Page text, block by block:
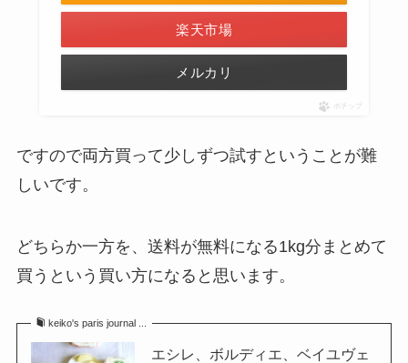
楽天市場
メルカリ
ポチップ
ですので両方買って少しずつ試すということが難
しいです。
どちらか一方を、送料が無料になる1kg分まとめて
買うという買い方になると思います。
keiko's paris journal ...
エシレ、ボルディエ、ベイユヴェ